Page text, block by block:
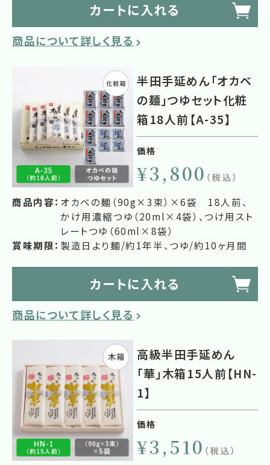
カートに入れる
商品について詳しく見る
半田手延めん「オカベ
の麺」つゆセット化粧
箱18人前【A-35】
商品内容： オカベの麺（90g×3束）×6袋 18人前、
かけ用濃縮つゆ（20ml×4袋）、つけ用スト
レートつゆ（60ml×8袋）
賞味期限： 製造日より麺/約1年半、つゆ/約10ヶ月間
価格
¥3,800 （税込）
カートに入れる
商品について詳しく見る
高級半田手延めん
「華」木箱15人前【HN-
1】
価格
¥3,510 （税込）